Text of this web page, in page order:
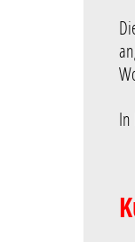
In